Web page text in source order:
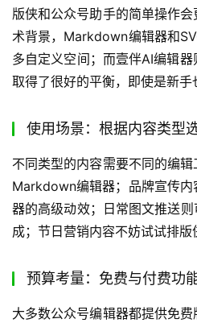
版侠和公众号助手的简单操作
术背景，Markdown编辑器和
多自定义空间；而壹伴AI编辑
取得了很好的平衡，即使是新手
使用场景：根据内容类型
不同类型的内容需要不同的编
Markdown编辑器；品牌宣传内
器的高级动效；日常图文推送
成；节日营销内容不妨试试排版
预算考量：免费与付费功
大多数公众号编辑器都提供免